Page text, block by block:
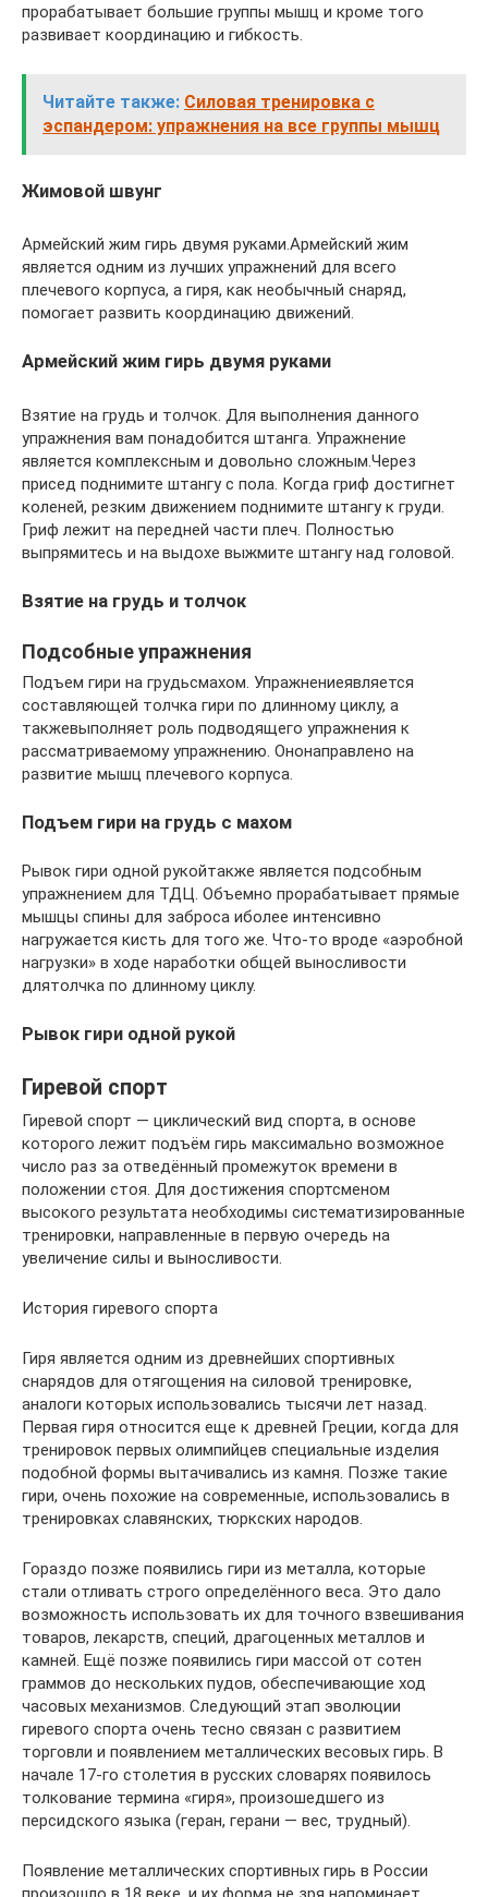
прорабатывает большие группы мышц и кроме того
развивает координацию и гибкость.
Читайте также: Силовая тренировка с
эспандером: упражнения на все группы мышц
Жимовой швунг
Армейский жим гирь двумя руками.Армейский жим
является одним из лучших упражнений для всего
плечевого корпуса, а гиря, как необычный снаряд,
помогает развить координацию движений.
Армейский жим гирь двумя руками
Взятие на грудь и толчок. Для выполнения данного
упражнения вам понадобится штанга. Упражнение
является комплексным и довольно сложным.Через
присед поднимите штангу с пола. Когда гриф достигнет
коленей, резким движением поднимите штангу к груди.
Гриф лежит на передней части плеч. Полностью
выпрямитесь и на выдохе выжмите штангу над головой.
Взятие на грудь и толчок
Подсобные упражнения
Подъем гири на грудьсмахом. Упражнениеявляется
составляющей толчка гири по длинному циклу, а
такжевыполняет роль подводящего упражнения к
рассматриваемому упражнению. Ононаправлено на
развитие мышц плечевого корпуса.
Подъем гири на грудь с махом
Рывок гири одной рукойтакже является подсобным
упражнением для ТДЦ. Объемно прорабатывает прямые
мышцы спины для заброса иболее интенсивно
нагружается кисть для того же. Что-то вроде «аэробной
нагрузки» в ходе наработки общей выносливости
длятолчка по длинному циклу.
Рывок гири одной рукой
Гиревой спорт
Гиревой спорт — циклический вид спорта, в основе
которого лежит подъём гирь максимально возможное
число раз за отведённый промежуток времени в
положении стоя. Для достижения спортсменом
высокого результата необходимы систематизированные
тренировки, направленные в первую очередь на
увеличение силы и выносливости.
История гиревого спорта
Гиря является одним из древнейших спортивных
снарядов для отягощения на силовой тренировке,
аналоги которых использовались тысячи лет назад.
Первая гиря относится еще к древней Греции, когда для
тренировок первых олимпийцев специальные изделия
подобной формы вытачивались из камня. Позже такие
гири, очень похожие на современные, использовались в
тренировках славянских, тюркских народов.
Гораздо позже появились гири из металла, которые
стали отливать строго определённого веса. Это дало
возможность использовать их для точного взвешивания
товаров, лекарств, специй, драгоценных металлов и
камней. Ещё позже появились гири массой от сотен
граммов до нескольких пудов, обеспечивающие ход
часовых механизмов. Следующий этап эволюции
гиревого спорта очень тесно связан с развитием
торговли и появлением металлических весовых гирь. В
начале 17-го столетия в русских словарях появилось
толкование термина «гиря», произошедшего из
персидского языка (геран, герани — вес, трудный).
Появление металлических спортивных гирь в России